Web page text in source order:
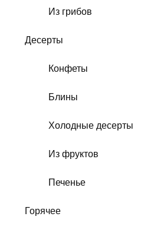
Из грибов
Десерты
Конфеты
Блины
Холодные десерты
Из фруктов
Печенье
Горячее